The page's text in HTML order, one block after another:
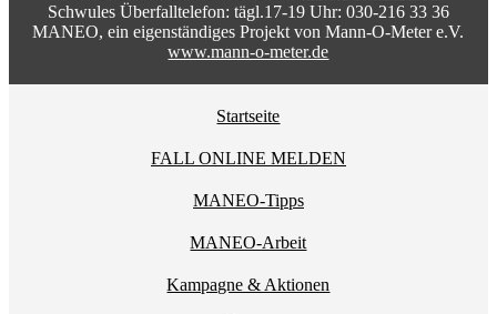
Schwules Überfalltelefon: tägl.17-19 Uhr: 030-216 33 36
MANEO, ein eigenständiges Projekt von Mann-O-Meter e.V.
www.mann-o-meter.de
Startseite
FALL ONLINE MELDEN
MANEO-Tipps
MANEO-Arbeit
Kampagne & Aktionen